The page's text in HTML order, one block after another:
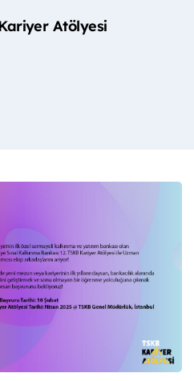
Atölyesi